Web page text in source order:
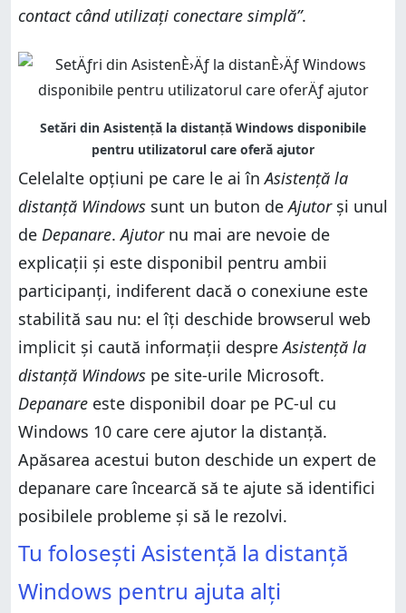
contact când utilizați conectare simplă”.
Celelalte opțiuni pe care le ai înAsistență la
distanță Windows sunt un buton deAjutorși unul
de Depanare.Ajutornu mai are nevoie de
explicații și este disponibil pentru ambii
participanți, indiferent dacă o conexiune este
stabilită sau nu: el îți deschide browserul web
implicit și caută informații despreAsistență la
distanță Windows pe site-urile Microsoft.
Depanare este disponibil doar pe PC-ul cu
Windows 10 care cere ajutor la distanță.
Apăsarea acestui buton deschide un expert de
depanare care încearcă să te ajute să identifici
posibilele probleme și să le rezolvi.
Tu folosești Asistență la distanță
Windows pentru ajuta alți